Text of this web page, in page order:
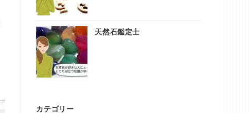
天然石鑑定士
カテゴリー